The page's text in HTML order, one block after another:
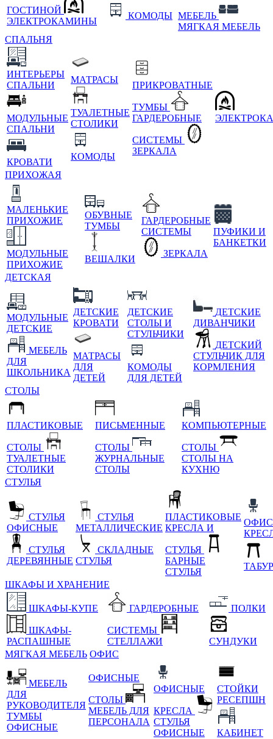
ГОСТИНОЙ
ЭЛЕКТРОКАМИНЫ
КОМОДЫ МЕБЕЛЬ
МЯГКАЯ МЕБЕЛЬ
СПАЛЬНЯ
ИНТЕРЬЕРЫ
СПАЛЬНИ
МОДУЛЬНЫЕ
СПАЛЬНИ
КРОВАТИ
МАТРАСЫ
ТУАЛЕТНЫЕ
СТОЛИКИ
КОМОДЫ
ПРИКРОВАТНЫЕ
ТУМБЫ
ГАРДЕРОБНЫЕ
СИСТЕМЫ
ЗЕРКАЛА
ПРИХОЖАЯ
МАЛЕНЬКИЕ
ПРИХОЖИЕ
МОДУЛЬНЫЕ
ПРИХОЖИЕ
ОБУВНЫЕ
ТУМБЫ
ВЕШАЛКИ
ГАРДЕРОБНЫЕ
СИСТЕМЫ
ЗЕРКАЛА
ПУФИКИ И
БАНКЕТКИ
ДЕТСКАЯ
МОДУЛЬНЫЕ
ДЕТСКИЕ
МЕБЕЛЬ
ДЛЯ
ШКОЛЬНИКА
ДЕТСКИЕ
КРОВАТИ
МАТРАСЫ
ДЛЯ
ДЕТЕЙ
ДЕТСКИЕ
СТОЛЫ И
СТУЛЬЧИКИ
КОМОДЫ
ДЛЯ ДЕТЕЙ
ДЕТСКИЕ
ДИВАНЧИКИ
ДЕТСКИЙ
СТУЛЬЧИК ДЛЯ
КОРМЛЕНИЯ
СТОЛЫ
ПЛАСТИКОВЫЕ
СТОЛЫ
ТУАЛЕТНЫЕ
СТОЛИКИ
ПИСЬМЕННЫЕ
СТОЛЫ
ЖУРНАЛЬНЫЕ
СТОЛЫ
КОМПЬЮТЕРНЫЕ
СТОЛЫ
СТОЛЫ НА
КУХНЮ
СТУЛЬЯ
СТУЛЬЯ
ОФИСНЫЕ
СТУЛЬЯ
ДЕРЕВЯННЫЕ
СТУЛЬЯ
МЕТАЛЛИЧЕСКИЕ
СКЛАДНЫЕ
СТУЛЬЯ
ПЛАСТИКОВЫЕ
КРЕСЛА И
СТУЛЬЯ
БАРНЫЕ
СТУЛЬЯ
ШКАФЫ И ХРАНЕНИЕ
ШКАФЫ-КУПЕ
ШКАФЫ-
РАСПАШНЫЕ
ГАРДЕРОБНЫЕ
СИСТЕМЫ
СТЕЛЛАЖИ
ПОЛКИ
СУНДУКИ
МЯГКАЯ МЕБЕЛЬ ОФИС
МЕБЕЛЬ
ДЛЯ
РУКОВОДИТЕЛЯ
ТУМБЫ
ОФИСНЫЕ
ОФИСНЫЕ
СТОЛЫ
МЕБЕЛЬ ДЛЯ
ПЕРСОНАЛА
ОФИСНЫЕ
КРЕСЛА
СТУЛЬЯ
ОФИСНЫЕ
СТОЙКИ
РЕСЕПШН
КАБИНЕТ